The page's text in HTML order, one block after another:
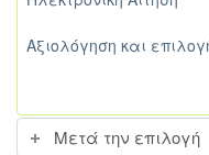
Αξιολόγηση και
Μετά την επιλογή